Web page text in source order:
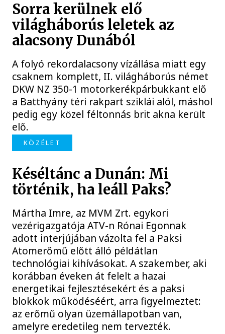
Sorra kerülnek elő
világháborús leletek az
alacsony Dunából
A folyó rekordalacsony vízállása miatt egy
csaknem komplett, II. világháborús német
DKW NZ 350-1 motorkerékpárbukkant elő
a Batthyány téri rakpart sziklái alól, máshol
pedig egy közel féltonnás brit akna került
elő.
KÖZÉLET
Késéltánc a Dunán: Mi
történik, ha leáll Paks?
Mártha Imre, az MVM Zrt. egykori
vezérigazgatója ATV-n Rónai Egonnak
adott interjújában vázolta fel a Paksi
Atomerőmű előtt álló példátlan
technológiai kihívásokat. A szakember, aki
korábban éveken át felelt a hazai
energetikai fejlesztésekért és a paksi
blokkok működéséért, arra figyelmeztet:
az erőmű olyan üzemállapotban van,
amelyre eredetileg nem tervezték.